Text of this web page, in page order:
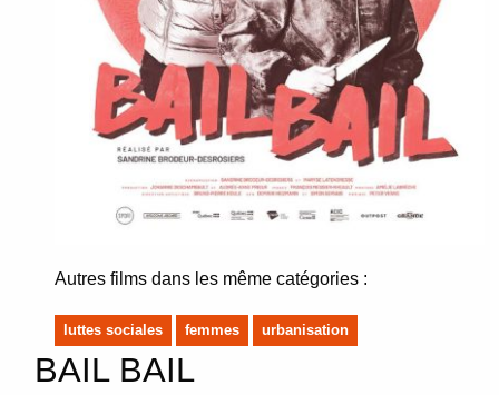
Autres films dans les même catégories :
luttes sociales femmes urbanisation
BAIL BAIL